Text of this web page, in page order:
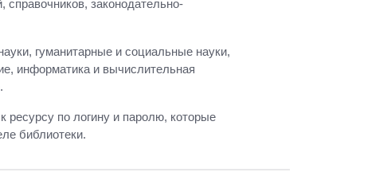
законодательно-
гуманитарные и социальные науки,
информатика и вычислительная
ресурсу по логину и паролю, которые
библиотеки.